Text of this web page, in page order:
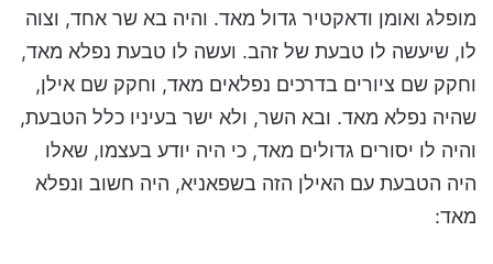
מופלג ואומן ודאקטיר גדול מאד. והיה בא שר אחד, וצוה
לו, שיעשה לו טבעת של זהב. ועשה לו טבעת נפלא מאד,
וחקק שם ציורים בדרכים נפלאים מאד, וחקק שם אילן,
שהיה נפלא מאד. ובא השר, ולא ישר בעיניו כלל הטבעת,
והיה לו יסורים גדולים מאד, כי היה יודע בעצמו, שאלו
היה הטבעת עם האילן הזה בשפאניא, היה חשוב ונפלא
מאד: